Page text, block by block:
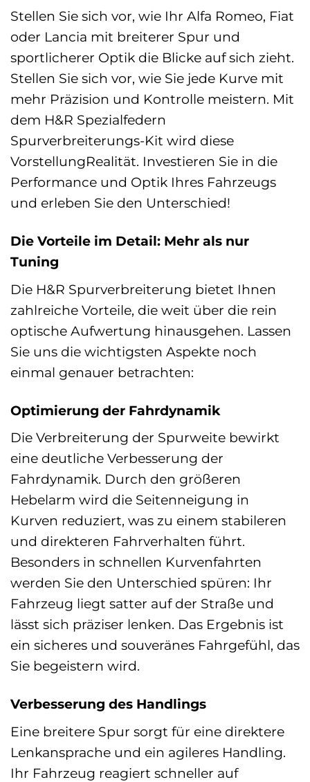
Stellen Sie sich vor, wie Ihr Alfa Romeo, Fiat
oder Lancia mit breiterer Spur und
sportlicherer Optik die Blicke auf sich zieht.
Stellen Sie sich vor, wie Sie jede Kurve mit
mehr Präzision und Kontrolle meistern. Mit
dem H&R Spezialfedern
Spurverbreiterungs-Kit wird diese
VorstellungRealität. Investieren Sie in die
Performance und Optik Ihres Fahrzeugs
und erleben Sie den Unterschied!
Die Vorteile im Detail: Mehr als nur
Tuning
Die H&R Spurverbreiterung bietet Ihnen
zahlreiche Vorteile, die weit über die rein
optische Aufwertung hinausgehen. Lassen
Sie uns die wichtigsten Aspekte noch
einmal genauer betrachten:
Optimierung der Fahrdynamik
Die Verbreiterung der Spurweite bewirkt
eine deutliche Verbesserung der
Fahrdynamik. Durch den größeren
Hebelarm wird die Seitenneigung in
Kurven reduziert, was zu einem stabileren
und direkteren Fahrverhalten führt.
Besonders in schnellen Kurvenfahrten
werden Sie den Unterschied spüren: Ihr
Fahrzeug liegt satter auf der Straße und
lässt sich präziser lenken. Das Ergebnis ist
ein sicheres und souveränes Fahrgefühl, das
Sie begeistern wird.
Verbesserung des Handlings
Eine breitere Spur sorgt für eine direktere
Lenkansprache und ein agileres Handling.
Ihr Fahrzeug reagiert schneller auf